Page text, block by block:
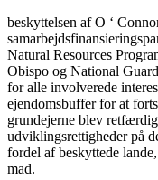
beskyttelsen af O ‘
Natural Resources
Obispo og National
for alle involverede
ejendomsbuffer for at
grundejerne blev
udviklingsrettigheder på
fordel af beskyttede
mad.